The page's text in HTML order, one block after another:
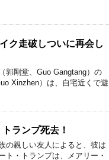
ク走破しついに再会し
郭剛堂、Guo Gangtang）の
Xinzhen）は、自宅近くで遊
ランプ死去！
の親しい友人によると、彼は
ト・トランプは、メアリー・